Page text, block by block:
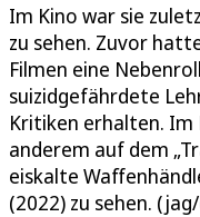
Im Kino war sie
zu sehen. Zuvor
Filmen eine
suizidgefährdete
Kritiken erhalten. Im
anderem auf dem
eiskalte
(2022) zu sehen.